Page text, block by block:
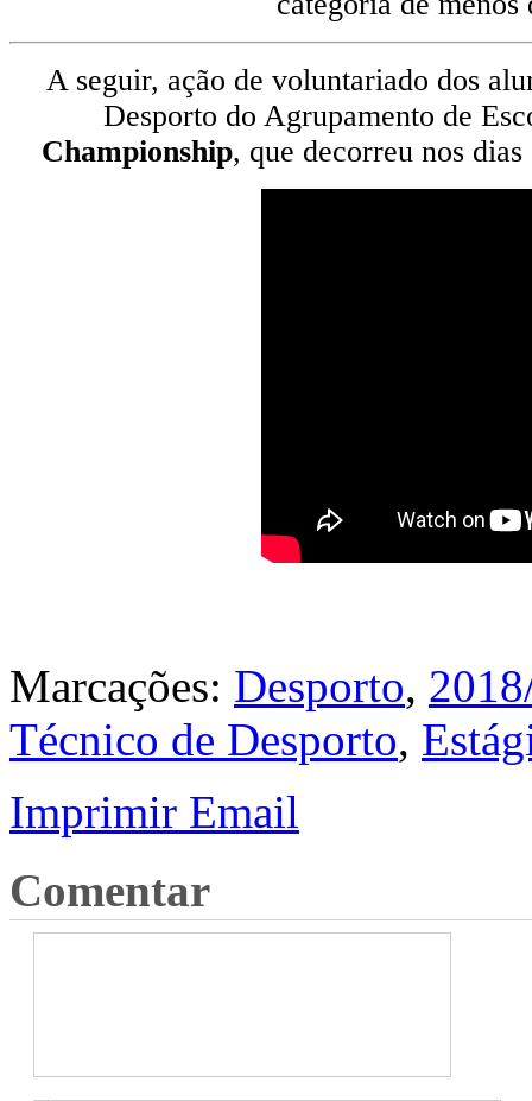
A seguir, ação de voluntariado dos
Desporto do Agrupamento de
Championship, que decorreu nos
Marcações: Desporto,
Técnico de Desporto,
Imprimir Email
Comentar